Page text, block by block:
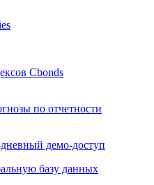
Cbonds
по отчетности
демо-доступ
базу данных